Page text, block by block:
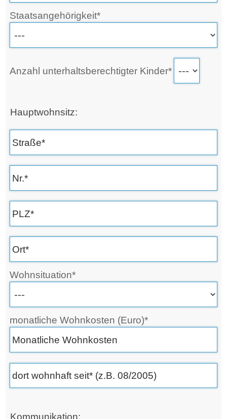
Staatsangehörigkeit*
Anzahl unterhaltsberechtigter Kinder*
Hauptwohnsitz:
Wohnsituation*
monatliche Wohnkosten (Euro)*
Kommunikation: